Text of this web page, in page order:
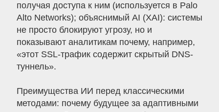
получая доступа к ним (используется в Palo
Alto Networks); объяснимый AI (XAI): системы
не просто блокируют угрозу, но и
показывают аналитикам почему, например,
«этот SSL-трафик содержит скрытый DNS-
туннель».
Преимущества ИИ перед классическими
методами: почему будущее за адаптивными